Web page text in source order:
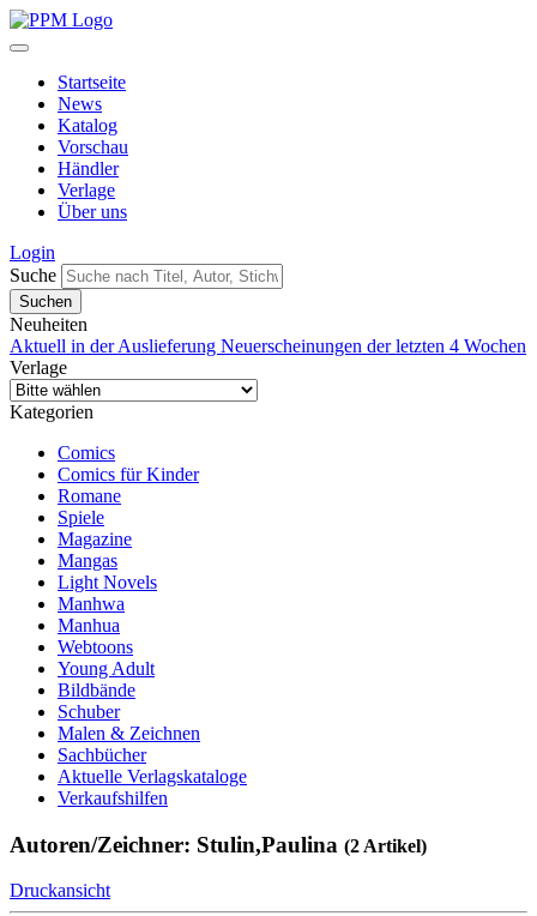
Startseite
News
Katalog
Vorschau
Händler
Verlage
Über uns
Login
Suche
Neuheiten
Aktuell in der Auslieferung Neuerscheinungen der letzten 4 Wochen
Verlage
Kategorien
Comics
Comics für Kinder
Romane
Spiele
Magazine
Mangas
Light Novels
Manhwa
Manhua
Webtoons
Young Adult
Bildbände
Schuber
Malen & Zeichnen
Sachbücher
Aktuelle Verlagskataloge
Verkaufshilfen
Autoren/Zeichner: Stulin,Paulina (2 Artikel)
Druckansicht